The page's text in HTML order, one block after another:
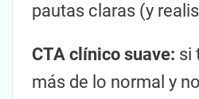
pautas claras (y
CTA clínico suave: si
más de lo normal y